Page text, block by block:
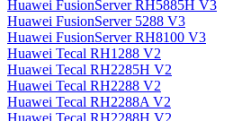
Huawei FusionServer RH5885H V3
Huawei FusionServer 5288 V3
Huawei FusionServer RH8100 V3
Huawei Tecal RH1288 V2
Huawei Tecal RH2285H V2
Huawei Tecal RH2288 V2
Huawei Tecal RH2288A V2
Huawei Tecal RH2288H V2